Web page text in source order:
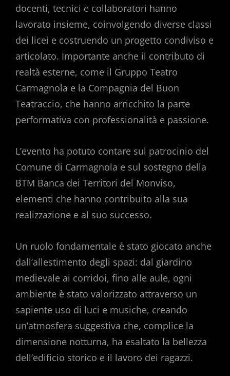
docenti, tecnici e collaboratori hanno
lavorato insieme, coinvolgendo diverse classi
dei licei e costruendo un progetto condiviso e
articolato. Importante anche il contributo di
realtà esterne, come il Gruppo Teatro
Carmagnola e la Compagnia del Buon
Teatraccio, che hanno arricchito la parte
performativa con professionalità e passione.
L’evento ha potuto contare sul patrocinio del
Comune di Carmagnola e sul sostegno della
BTM Banca dei Territori del Monviso,
elementi che hanno contribuito alla sua
realizzazione e al suo successo.
Un ruolo fondamentale è stato giocato anche
dall’allestimento degli spazi: dal giardino
medievale ai corridoi, fino alle aule, ogni
ambiente è stato valorizzato attraverso un
sapiente uso di luci e musiche, creando
un’atmosfera suggestiva che, complice la
dimensione notturna, ha esaltato la bellezza
dell’edificio storico e il lavoro dei ragazzi.